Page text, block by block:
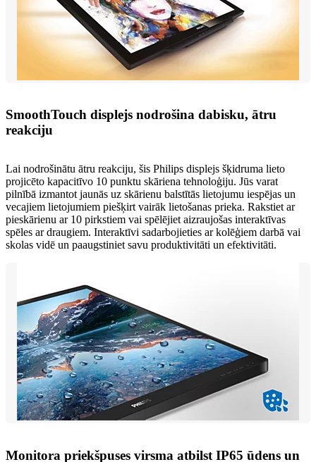
SmoothTouch displejs nodrošina dabisku, ātru
reakciju
Lai nodrošinātu ātru reakciju, šis Philips displejs šķidruma lieto
projicēto kapacitīvo 10 punktu skāriena tehnoloģiju. Jūs varat
pilnībā izmantot jaunās uz skārienu balstītās lietojumu iespējas un
vecajiem lietojumiem piešķirt vairāk lietošanas prieka. Rakstiet ar
pieskārienu ar 10 pirkstiem vai spēlējiet aizraujošas interaktīvas
spēles ar draugiem. Interaktīvi sadarbojieties ar kolēģiem darbā vai
skolas vidē un paaugstiniet savu produktivitāti un efektivitāti.
Monitora priekšpuses virsma atbilst IP65 ūdens un